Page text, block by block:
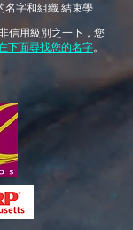
名字和組織 結束學
信用級別之一下，您
下面尋找您的名字。